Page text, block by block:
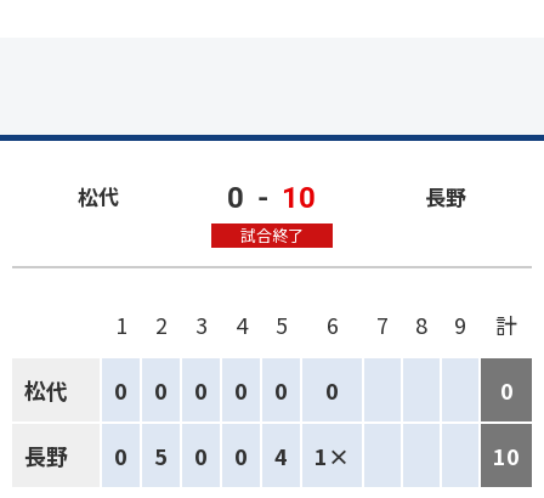
松代 0 - 10
試合終了
長野
1 2 3 4 5 6 7 8 9 計
松代 0 0 0 0 0 0 0
長野 0 5 0 0 4 1× 10